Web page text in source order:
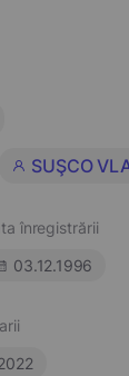
SUŞCO
înregistrării
03.12.1996